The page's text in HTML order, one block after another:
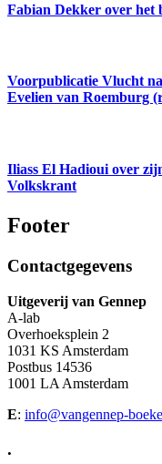
Fabian Dekker over het
Voorpublicatie Vlucht
Evelien van Roemburg
Iliass El Hadioui over
Volkskrant
Footer
Contactgegevens
Uitgeverij van Gennep
A-lab
Overhoeksplein 2
1031 KS Amsterdam
Postbus 14536
1001 LA Amsterdam
E: info@vangennep-
.